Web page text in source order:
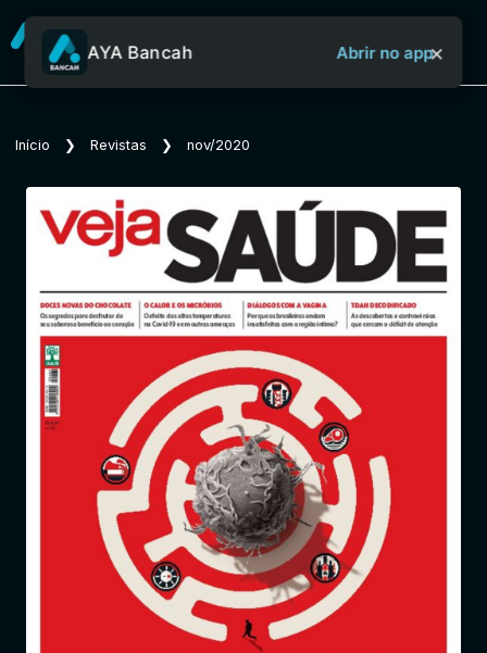
Sobre o Aya Bancah
Revistas
Jornais
Notícias
Entrar
AYA Bancah Abrir no app×
Início ❯ Revistas ❯ nov/2020